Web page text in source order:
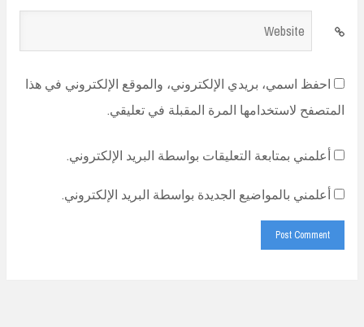
Website
احفظ اسمي، بريدي الإلكتروني، والموقع الإلكتروني في هذا
المتصفح لاستخدامها المرة المقبلة في تعليقي.
أعلمني بمتابعة التعليقات بواسطة البريد الإلكتروني.
أعلمني بالمواضيع الجديدة بواسطة البريد الإلكتروني.